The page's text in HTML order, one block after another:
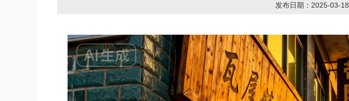
发布日期：2025-03-18